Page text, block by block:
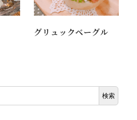
グリュックベーグル
検索